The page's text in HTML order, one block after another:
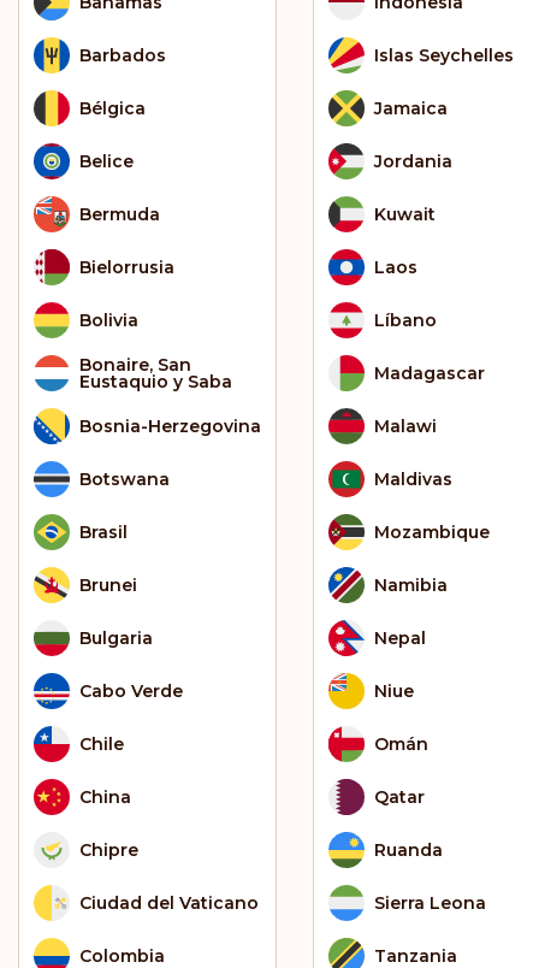
Barbados
Bélgica
Belice
Bermuda
Bielorrusia
Bolivia
Bonaire, San
Eustaquio y Saba
Bosnia-Herzegovina
Botswana
Brasil
Brunei
Bulgaria
Cabo Verde
Chile
China
Chipre
Ciudad del Vaticano
Colombia
Islas Seychelles
Jamaica
Jordania
Kuwait
Laos
Líbano
Madagascar
Malawi
Maldivas
Mozambique
Namibia
Nepal
Niue
Omán
Qatar
Ruanda
Sierra Leona
Tanzania